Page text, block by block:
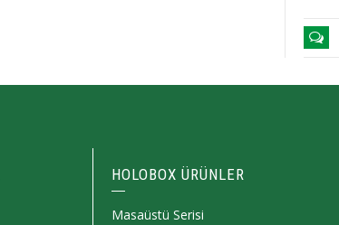
HOLOBOX ÜRÜNLER
Masaüstü Serisi